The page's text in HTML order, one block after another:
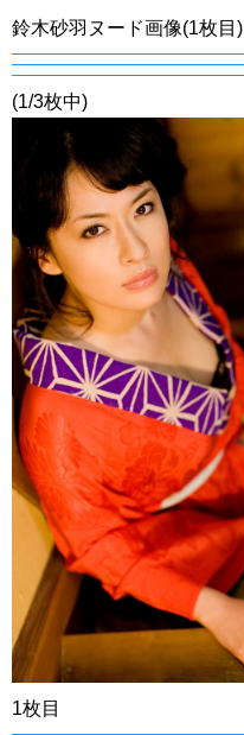
鈴木砂羽ヌード画像(1枚目)
(1/3枚中)
1枚目